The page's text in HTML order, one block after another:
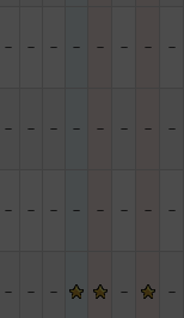
－ － － － － － － －
－ － － － － － － －
－ － － － － － － －
－ － － － －